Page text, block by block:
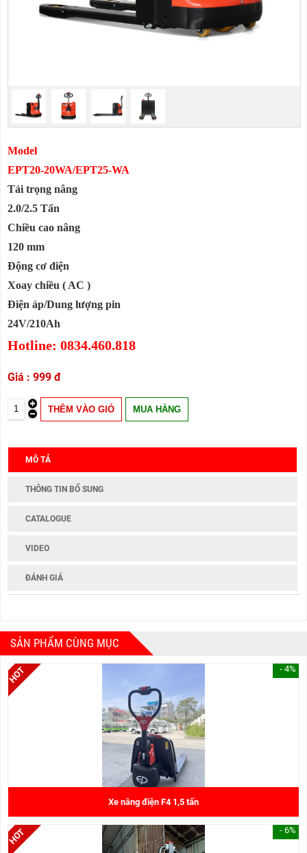
Model
EPT20-20WA/EPT25-WA
Tải trọng nâng
2.0/2.5 Tấn
Chiều cao nâng
120 mm
Động cơ điện
Xoay chiều ( AC )
Điện áp/Dung lượng pin
24V/210Ah
Hotline: 0834.460.818
999 đ
MÔ TẢ
THÔNG TIN BỔ SUNG
CATALOGUE
VIDEO
ĐÁNH GIÁ
SẢN PHẨM CÙNG MỤC
- 4%
Xe nâng điện F4 1,5 tấn
27.000.000 đ
- 6%